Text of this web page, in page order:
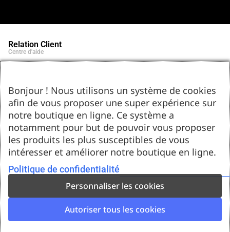
Relation Client
Centre d'aide
Contact
Tel : 05.55.75.03.00
Email : contact@bozar-passion.com
Bozar Passion SARL
1 allée Louis Breguet
87220 Feytiat
Ressources d'artistes
Le blog
Club Bozar Passion
Méthodes de paiement acceptées
Bonjour ! Nous utilisons un système de cookies
afin de vous proposer une super expérience sur
notre boutique en ligne. Ce système a
notamment pour but de pouvoir vous proposer
les produits les plus susceptibles de vous
intéresser et améliorer notre boutique en ligne.
Politique de confidentialité
Personnaliser les cookies
Autoriser tous les cookies